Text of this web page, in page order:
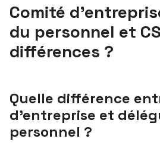
Comité
du personnel et
différences ?
Quelle différence
d’entreprise et
personnel ?